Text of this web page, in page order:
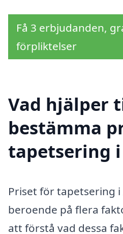
Få 3 erbjudanden,
förpliktelser
Vad hjälper
bestämma
tapetsering
Priset för tapetsering
beroende på flera
att förstå vad dessa